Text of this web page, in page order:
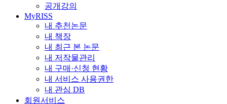
공개강의
MyRISS
내 추천논문
내 책장
내 최근 본 논문
내 저작물관리
내 구매·신청 현황
내 서비스 사용권한
내 관심 DB
회원서비스